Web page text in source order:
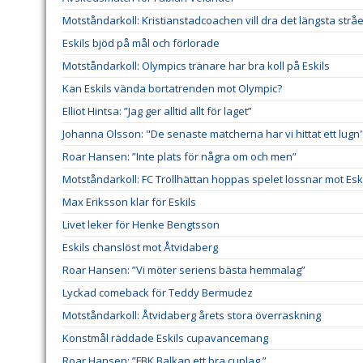
Motståndarkoll: Kristianstadcoachen vill dra det längsta
Eskils bjöd på mål och förlorade
Motståndarkoll: Olympics tränare har bra koll på Eskils
Kan Eskils vända bortatrenden mot Olympic?
Elliot Hintsa: ”Jag ger alltid allt för laget”
Johanna Olsson: "De senaste matcherna har vi hittat ett lugn"
Roar Hansen: ”Inte plats för några om och men”
Motståndarkoll: FC Trollhättan hoppas spelet lossnar mot
Max Eriksson klar för Eskils
Livet leker för Henke Bengtsson
Eskils chanslöst mot Åtvidaberg
Roar Hansen: ”Vi möter seriens bästa hemmalag”
Lyckad comeback för Teddy Bermudez
Motståndarkoll: Åtvidaberg årets stora överraskning
Konstmål räddade Eskils cupavancemang